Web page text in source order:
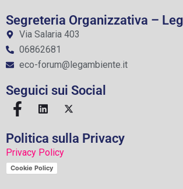
Segreteria Organizzativa –
Via Salaria 403
06862681
eco-forum@legambiente.it
Seguici sui Social
Politica sulla Privacy
Privacy Policy
Cookie Policy